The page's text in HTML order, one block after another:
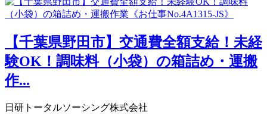
【千葉県野田市】交通費全額支給！未経
験OK！調味料（小袋）の箱詰め・運搬
作...
日研トータルソーシング株式会社